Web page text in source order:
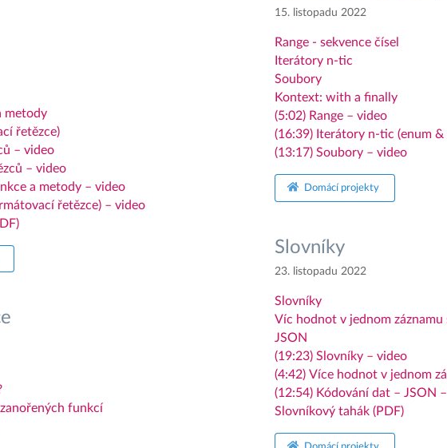
metody
řetězce)
– video
– video
a metody – video
řetězce) – video
funkcí
15. listopadu 2022
Range - sekvence čísel
Iterátory n-tic
Soubory
Kontext: with a finally
(5:02) Range – video
(16:39) Iterátory n-tic (enum &
(13:17) Soubory – video
Domácí projekty
Slovníky
23. listopadu 2022
Slovníky
Víc hodnot v jednom záznamu
JSON
(19:23) Slovníky – video
(4:42) Více hodnot v jednom
(12:54) Kódování dat – JSON
Slovníkový tahák (PDF)